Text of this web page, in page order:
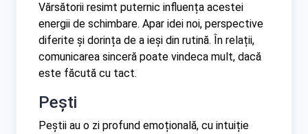
Vărsătorii resimt puternic influența acestei
energii de schimbare. Apar idei noi, perspective
diferite și dorința de a ieși din rutină. În relații,
comunicarea sinceră poate vindeca mult, dacă
este făcută cu tact.
Pești
Peștii au o zi profund emoțională, cu intuiție